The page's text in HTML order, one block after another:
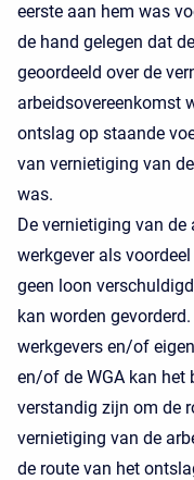
eerste aan hem was
de hand gelegen dat
geoordeeld over de
arbeidsovereenkomst
ontslag op staande
van vernietiging van
was.
De vernietiging van
werkgever als
geen loon
kan worden
werkgevers en/of
en/of de WGA kan het
verstandig zijn om de
vernietiging van de
de route van het